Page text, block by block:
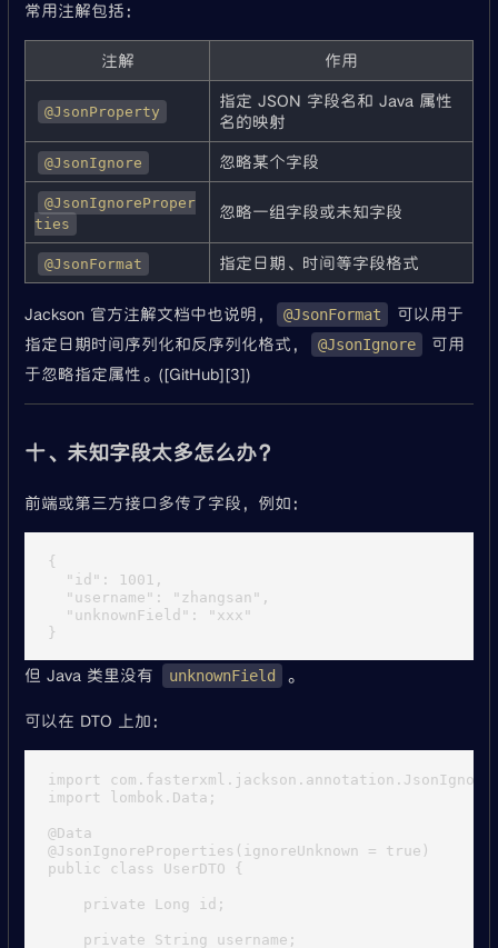
常用注解包括：
注解 作用
@JsonProperty
指定 JSON 字段名和 Java 属性
名的映射
@JsonIgnore 忽略某个字段
@JsonIgnoreProper
ties
忽略一组字段或未知字段
@JsonFormat 指定日期、时间等字段格式
Jackson 官方注解文档中也说明， @JsonFormat
可以用于
指定日期时间序列化和反序列化格式，
@JsonIgnore
可用
于忽略指定属性。([GitHub][3])
十、未知字段太多怎么办？
前端或第三方接口多传了字段，例如：
{
  "id": 1001,
  "username": "zhangsan",
  "unknownField": "xxx"
但 Java 类里没有 unknownField 。
可以在 DTO 上加：
import
import lombok.Data;
@Data
@JsonIgnoreProperties(ignoreUnknown = true)
public class UserDTO {
    private Long id;
    private String username;